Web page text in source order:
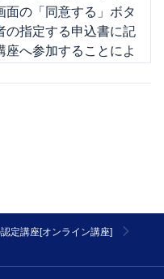
面の「同意する」ボタ
の指定する申込書に記
へ参加することによ
当該変更規定又は細
催者の講座に参加し
に同意したものとみな
定講座[オンライン講座]